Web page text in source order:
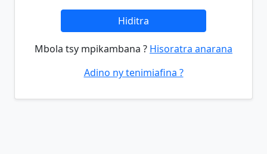
Hiditra
Mbola tsy mpikambana ? Hisoratra anarana
Adino ny tenimiafina ?